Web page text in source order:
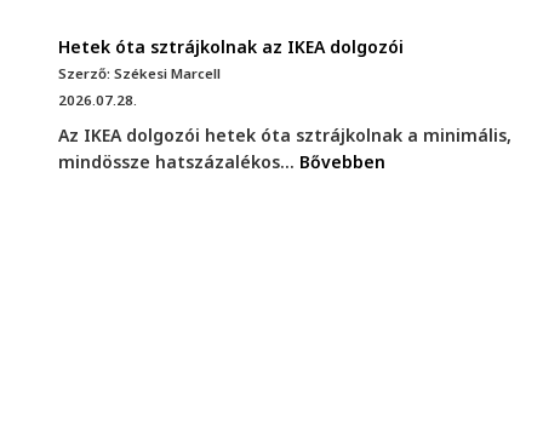
Hetek óta sztrájkolnak az IKEA dolgozói
Szerző: Székesi Marcell
2026.07.28.
Az IKEA dolgozói hetek óta sztrájkolnak a minimális,
mindössze hatszázalékos... Bővebben